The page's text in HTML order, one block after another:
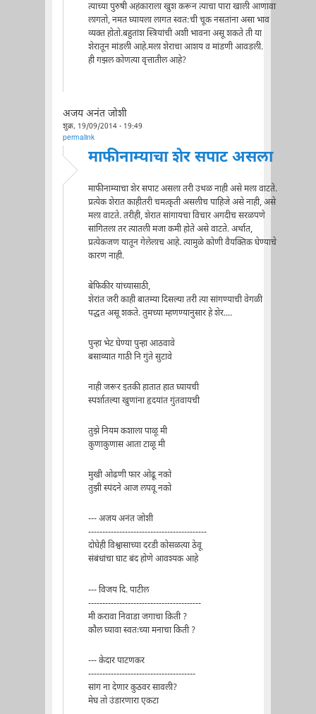
त्याच्या पुरुषी अहंकाराला खुश करून त्याचा पारा खाली आणावा
लागतो, नमत घ्यायला लागत स्वत:ची चूक नसतांना असा भाव
व्यक्त होतो.बहुतांश स्त्रियांची अशी भावना असू शकते ती या
शेरातून मांडली आहे.मला शेराचा आशय व मांडणी आवडली.
ही गझल कोणत्या वृत्तातील आहे?
अजय अनंत जोशी
शुक्र, 19/09/2014 - 19:49
permalink
माफीनाम्याचा शेर सपाट असला
माफीनाम्याचा शेर सपाट असला तरी उथळ नाही असे मला वाटते.
प्रत्येक शेरात काहीतरी चमत्कृती असलीच पाहिजे असे नाही, असे
मला वाटते. तरीही, शेरात सांगायचा विचार अगदीच सरळपणे
सांगितला तर त्यातली मजा कमी होते असे वाटते. अर्थात,
प्रत्येकजण यातून गेलेलाच आहे. त्यामुळे कोणी वैयक्तिक घेण्याचे
कारण नाही.
बेफिकीर यांच्यासाठी,
शेरांत जरी काही बातम्या दिसल्या तरी त्या सांगण्याची वेगळी
पद्धत असू शकते. तुमच्या म्हणण्यानुसार हे शेर....
पुन्हा भेट घेण्या पुन्हा आठवावे
बसाव्यात गाठी नि गुंते सुटावे
नाही जरूर इतकी हातात हात घ्यायची
स्पर्शातल्या खुणांना हृदयांत गुंतवायची
तुझे नियम कशाला पाळू मी
कुणाकुणास आता टाळू मी
मुखी ओढणी फार ओढू नको
तुझी स्पंदने आज लपवू नको
--- अजय अनंत जोशी
------------------------------------------
दोघेही विश्वासाच्या दरडी कोसळत्या ठेवू
संबंधांचा घाट बंद होणे आवश्यक आहे
--- विजय दि. पाटील
----------------------------------------
मी करावा निवाडा जगाचा किती ?
कौल घ्यावा स्वतःच्या मनाचा किती ?
--- केदार पाटणकर
--------------------------------------
सांग ना देणार कुठवर सावली?
मेघ तो उंडारणारा एकटा